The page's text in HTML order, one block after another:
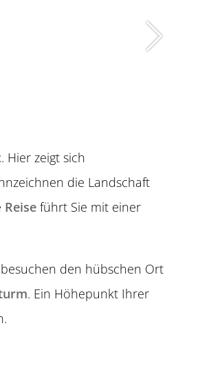
. Hier zeigt sich
die Landschaft
Reiseführt Sie mit einer
den hübschen Ort
. Ein Höhepunkt Ihrer